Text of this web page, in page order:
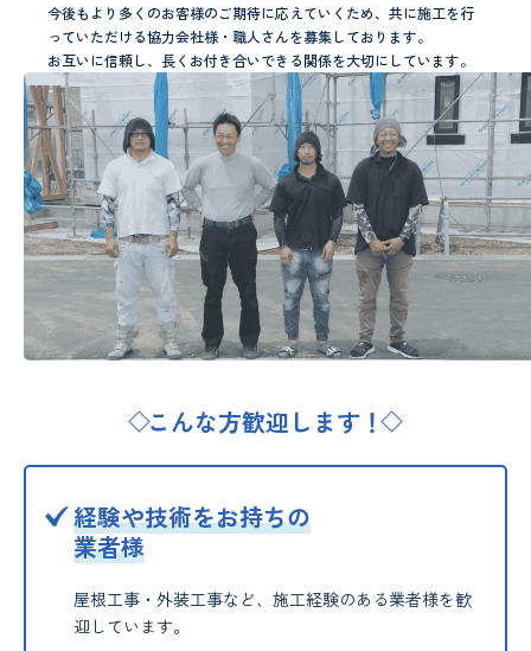
今後もより多くのお客様のご期待に応えていくため、共に施工を行
っていただける協力会社様・職人さんを募集しております。
お互いに信頼し、長くお付き合いできる関係を大切にしています。
こんな方歓迎します！
経験や技術をお持ちの
業者様
屋根工事・外装工事など、施工経験のある業者様を歓
迎しています。